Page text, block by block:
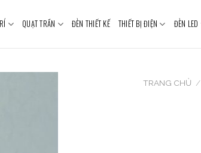
QUẠT TRẦN ĐÈN THIẾT KẾ THIẾT BỊ ĐIỆN ĐÈN LED
TRANG CHỦ /